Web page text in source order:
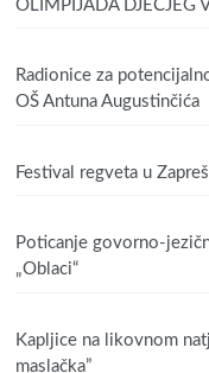
OLIMPIJADA DJEČJEG
Radionice za
OŠ Antuna Augustinčića
Festival regveta u
Poticanje govorno-
„Oblaci“
Kapljice na likovnom
maslačka”